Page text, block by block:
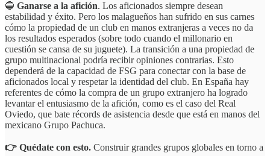
🔵 Ganarse a la afición. Los aficionados siempre desean
estabilidad y éxito. Pero los malagueños han sufrido en sus carnes
cómo la propiedad de un club en manos extranjeras a veces no da
los resultados esperados (sobre todo cuando el millonario en
cuestión se cansa de su juguete). La transición a una propiedad de
grupo multinacional podría recibir opiniones contrarias. Esto
dependerá de la capacidad de FSG para conectar con la base de
aficionados local y respetar la identidad del club. En España hay
referentes de cómo la compra de un grupo extranjero ha logrado
levantar el entusiasmo de la afición, como es el caso del Real
Oviedo, que bate récords de asistencia desde que está en manos del
mexicano Grupo Pachuca.
👉 Quédate con esto. Construir grandes grupos globales en torno a